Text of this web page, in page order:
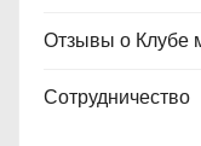
Отзывы о Клубе
Сотрудничество